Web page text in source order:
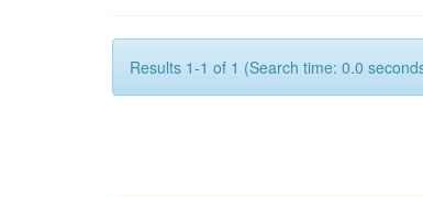
Results 1-1 of 1 (Search time: 0.0